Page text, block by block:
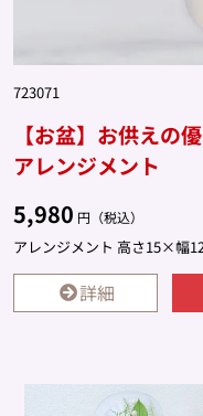
723071
【お盆】お供えの
アレンジメント
5,980 円（税込）
アレンジメント 高さ15×幅
詳細